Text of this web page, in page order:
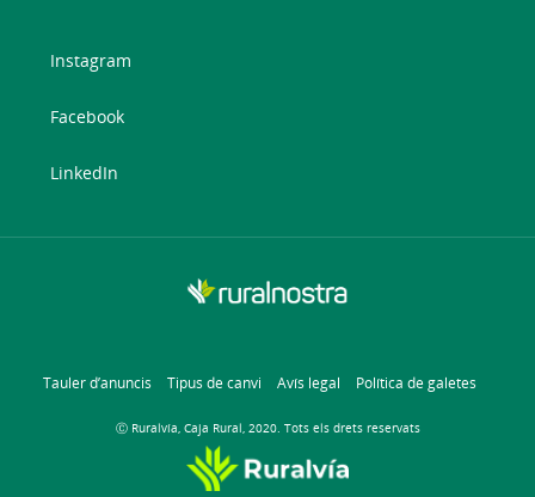
Instagram
Facebook
LinkedIn
Tauler d’anuncis Tipus de canvi Avís legal Política de galetes
Ⓒ Ruralvía, Caja Rural, 2020. Tots els drets reservats